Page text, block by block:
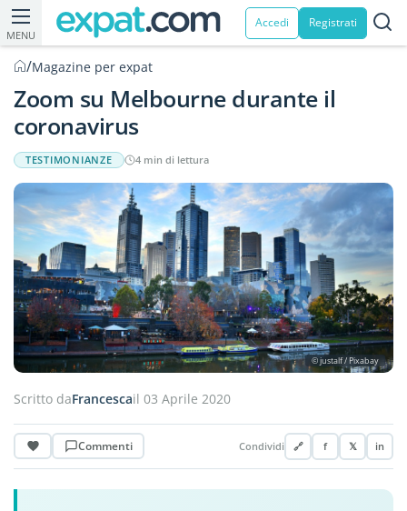
MENU
Accedi Registrati
/Magazine per expat
Zoom su Melbourne durante il
coronavirus
TESTIMONIANZE 4 min di lettura
© justalf / Pixabay
Scritto daFrancescail 03 Aprile 2020
Commenti Condividi 🔗 f 𝕏 in